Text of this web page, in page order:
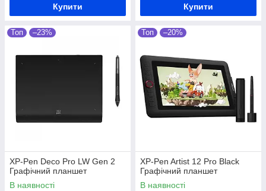
Купити Купити
Топ –23%
XP-Pen Deco Pro LW Gen 2
Графічний планшет
В наявності
Топ –20%
XP-Pen Artist 12 Pro Black
Графічний планшет
В наявності